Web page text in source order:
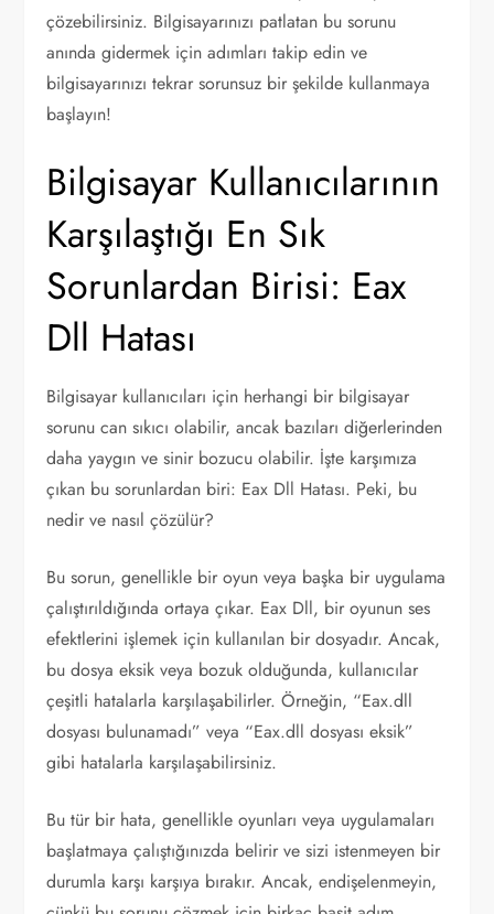
çözebilirsiniz. Bilgisayarınızı patlatan bu sorunu
anında gidermek için adımları takip edin ve
bilgisayarınızı tekrar sorunsuz bir şekilde kullanmaya
başlayın!
Bilgisayar Kullanıcılarının
Karşılaştığı En Sık
Sorunlardan Birisi: Eax
Dll Hatası
Bilgisayar kullanıcıları için herhangi bir bilgisayar
sorunu can sıkıcı olabilir, ancak bazıları diğerlerinden
daha yaygın ve sinir bozucu olabilir. İşte karşımıza
çıkan bu sorunlardan biri: Eax Dll Hatası. Peki, bu
nedir ve nasıl çözülür?
Bu sorun, genellikle bir oyun veya başka bir uygulama
çalıştırıldığında ortaya çıkar. Eax Dll, bir oyunun ses
efektlerini işlemek için kullanılan bir dosyadır. Ancak,
bu dosya eksik veya bozuk olduğunda, kullanıcılar
çeşitli hatalarla karşılaşabilirler. Örneğin, “Eax.dll
dosyası bulunamadı” veya “Eax.dll dosyası eksik”
gibi hatalarla karşılaşabilirsiniz.
Bu tür bir hata, genellikle oyunları veya uygulamaları
başlatmaya çalıştığınızda belirir ve sizi istenmeyen bir
durumla karşı karşıya bırakır. Ancak, endişelenmeyin,